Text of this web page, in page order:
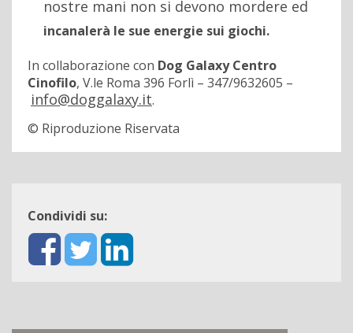
nostre mani non si devono mordere ed
incanalerà le sue energie sui giochi.
In collaborazione con Dog Galaxy Centro
Cinofilo, V.le Roma 396 Forlì – 347/9632605 –
info@doggalaxy.it.
© Riproduzione Riservata
Condividi su: